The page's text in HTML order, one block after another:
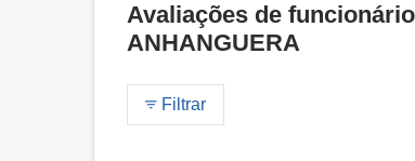
Avaliações de
ANHANGUERA
Filtrar